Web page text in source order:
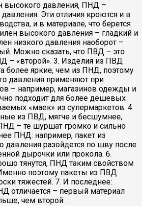
высокого давления, ПНД –
Эти отличия кроются и в
и в материале, что берется
высокого давления – гладкий и
низкого давления наоборот –
Можно сказать, что ПВД – это
– «второй». 3. Изделия из ПВД
более яркие, чем из ПНД, поэтому
давления применяют при
– например, магазинов одежды и
подходит для более дешевых
«маек» из супермаркетов. 4.
из ПВД, мягче и бесшумнее,
– те шуршат громко и сильно
ПНД: например, пакет из
давления разойдется по шву после
дырочки или прокола. 6.
тянутся, ПНД таким свойством
поэтому пакеты из ПВД
тяжестей. 7. И последнее:
отличается – первый материал
чем второй.